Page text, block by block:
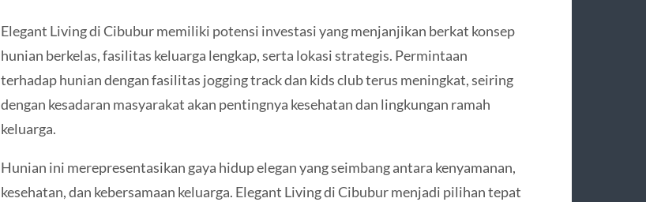
Elegant Living di Cibubur memiliki potensi investasi yang menjanjikan berkat konsep
hunian berkelas, fasilitas keluarga lengkap, serta lokasi strategis. Permintaan
terhadap hunian dengan fasilitas jogging track dan kids club terus meningkat, seiring
dengan kesadaran masyarakat akan pentingnya kesehatan dan lingkungan ramah
keluarga.
Hunian ini merepresentasikan gaya hidup elegan yang seimbang antara kenyamanan,
kesehatan, dan kebersamaan keluarga. Elegant Living di Cibubur menjadi pilihan tepat